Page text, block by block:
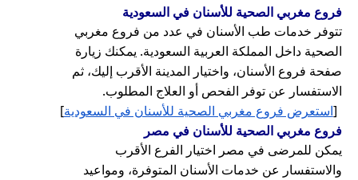
فروع مغربي الصحية للأسنان في السعودية
تتوفر خدمات طب الأسنان في عدد من فروع مغربي
الصحية داخل المملكة العربية السعودية. يمكنك زيارة
صفحة فروع الأسنان، واختيار المدينة الأقرب إليك، ثم
الاستفسار عن توفر الفحص أو العلاج المطلوب.
[استعرض فروع مغربي الصحية للأسنان في السعودية]
فروع مغربي الصحية للأسنان في مصر
يمكن للمرضى في مصر اختيار الفرع الأقرب
والاستفسار عن خدمات الأسنان المتوفرة، ومواعيد